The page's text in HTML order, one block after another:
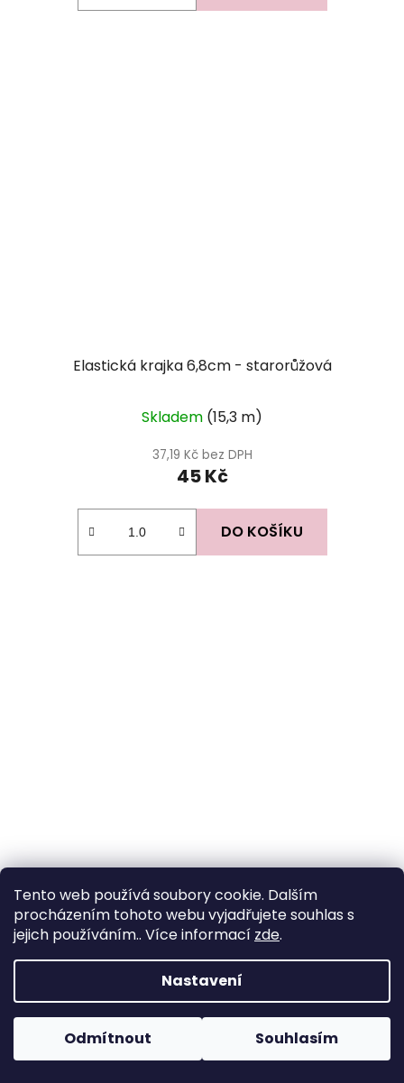
Tento web používá soubory cookie. Dalším
procházením tohoto webu vyjadřujete souhlas s
jejich používáním.. Více informací zde.
Nastavení
Odmítnout Souhlasím
Elastická krajka 6,8cm - starorůžová
Skladem (15,3 m)
37,19 Kč bez DPH
45 Kč
DO KOŠÍKU
Elastická krajka 5,5cm - tmavě béžové
Skladem(23,6 m)
32,23 Kč bez DPH
39 Kč